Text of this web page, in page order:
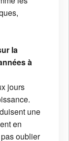
la
à
jours
une
en
oublier